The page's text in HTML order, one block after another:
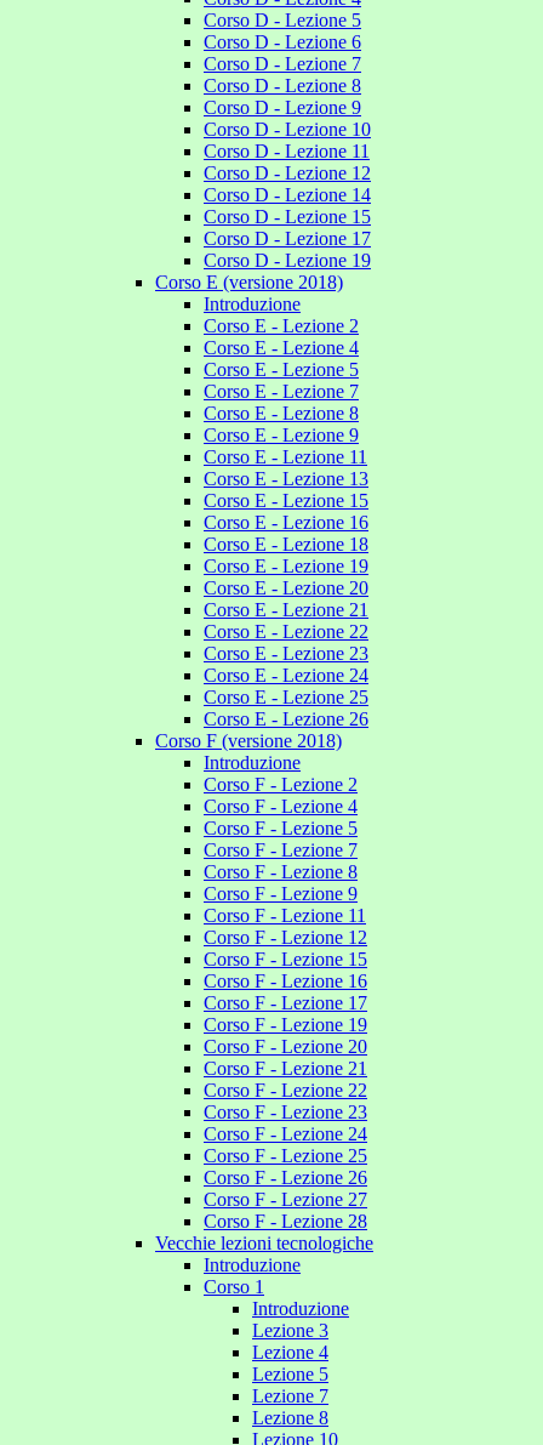
Corso D - Lezione 5
Corso D - Lezione 6
Corso D - Lezione 7
Corso D - Lezione 8
Corso D - Lezione 9
Corso D - Lezione 10
Corso D - Lezione 11
Corso D - Lezione 12
Corso D - Lezione 14
Corso D - Lezione 15
Corso D - Lezione 17
Corso D - Lezione 19
Corso E (versione 2018)
Introduzione
Corso E - Lezione 2
Corso E - Lezione 4
Corso E - Lezione 5
Corso E - Lezione 7
Corso E - Lezione 8
Corso E - Lezione 9
Corso E - Lezione 11
Corso E - Lezione 13
Corso E - Lezione 15
Corso E - Lezione 16
Corso E - Lezione 18
Corso E - Lezione 19
Corso E - Lezione 20
Corso E - Lezione 21
Corso E - Lezione 22
Corso E - Lezione 23
Corso E - Lezione 24
Corso E - Lezione 25
Corso E - Lezione 26
Corso F (versione 2018)
Introduzione
Corso F - Lezione 2
Corso F - Lezione 4
Corso F - Lezione 5
Corso F - Lezione 7
Corso F - Lezione 8
Corso F - Lezione 9
Corso F - Lezione 11
Corso F - Lezione 12
Corso F - Lezione 15
Corso F - Lezione 16
Corso F - Lezione 17
Corso F - Lezione 19
Corso F - Lezione 20
Corso F - Lezione 21
Corso F - Lezione 22
Corso F - Lezione 23
Corso F - Lezione 24
Corso F - Lezione 25
Corso F - Lezione 26
Corso F - Lezione 27
Corso F - Lezione 28
Vecchie lezioni tecnologiche
Introduzione
Corso 1
Introduzione
Lezione 3
Lezione 4
Lezione 5
Lezione 7
Lezione 8
Lezione 10